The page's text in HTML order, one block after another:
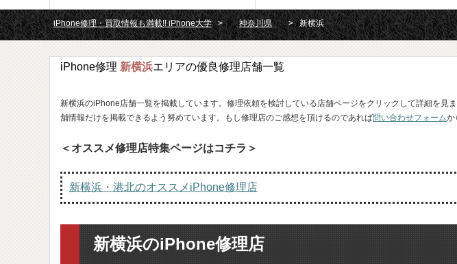
iPhone修理・買取情報も満載!! iPhone大学 > 神奈川県 > 新横浜
iPhone修理 新横浜エリアの優良修理店舗一覧
新横浜のiPhone店舗一覧を掲載しています。修理依頼を検討している店舗ページをクリックして詳細を見
舗情報だけを掲載できるよう努めています。もし修理店のご感想を頂けるのであれば問い合わせフォームか
＜オススメ修理店特集ページはコチラ＞
新横浜・港北のオススメiPhone修理店
新横浜のiPhone修理店